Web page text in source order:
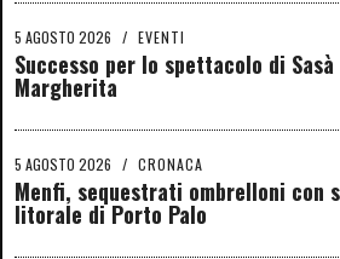
5 AGOSTO 2026 / EVENTI
Successo per lo spettacolo di
Margherita
5 AGOSTO 2026 / CRONACA
Menfi, sequestrati ombrelloni con
litorale di Porto Palo